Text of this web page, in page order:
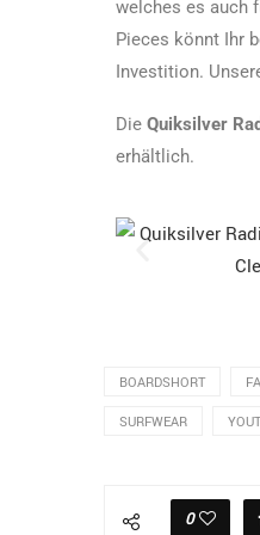
welches es auch
Pieces könnt Ihr
Investition.
Die Quiksilver
erhältlich.
BOARDSHORT
SURFWEAR
0